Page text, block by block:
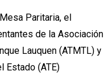
Paritaria, el
de la Asociación
Lauquen (ATMTL) y
Estado (ATE)